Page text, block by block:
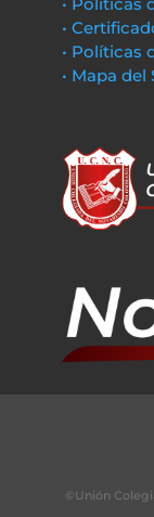
•
• Políticas
• Mapa del
©Unión